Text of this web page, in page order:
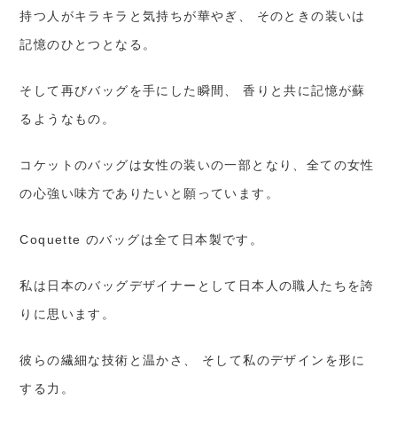
持つ人がキラキラと気持ちが華やぎ、 そのときの装いは
記憶のひとつとなる。
そして再びバッグを手にした瞬間、 香りと共に記憶が蘇
るようなもの。
コケットのバッグは女性の装いの一部となり、全ての女性
の心強い味方でありたいと願っています。
Coquette のバッグは全て日本製です。
私は日本のバッグデザイナーとして日本人の職人たちを誇
りに思います。
彼らの繊細な技術と温かさ、 そして私のデザインを形に
する力。